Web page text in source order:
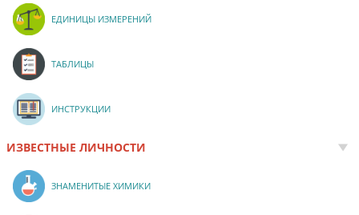
ЕДИНИЦЫ ИЗМЕРЕНИЙ
ТАБЛИЦЫ
ИНСТРУКЦИИ
ИЗВЕСТНЫЕ ЛИЧНОСТИ
ЗНАМЕНИТЫЕ ХИМИКИ